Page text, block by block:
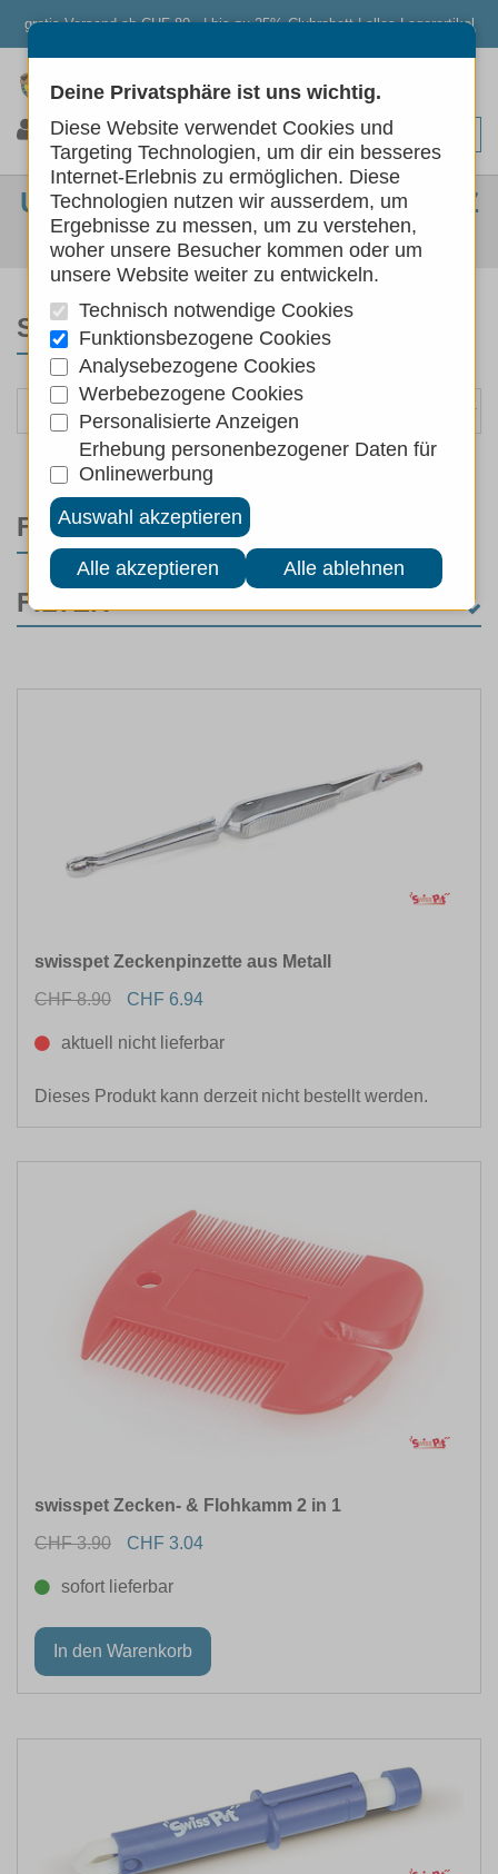
gratis Versand ab CHF 80.- | bis zu 25% Clubrabatt | alles Lagerartikel
0 0 0
UNGEZIEFER & ZECKENSCHUTZ
Hunde Hundepflege Ungeziefer & Zeckenschutz
SORTIEREN NACH
FILTER
FILTER
MARKEN
BRUSTUMFANG
MATERIAL
GRÖSSE
FORM
swisspet Zeckenpinzette aus Metall
CHF 8.90
CHF 6.94
aktuell nicht lieferbar
Dieses Produkt kann derzeit nicht bestellt werden.
swisspet Zecken- & Flohkamm 2 in 1
CHF 3.90
CHF 3.04
sofort lieferbar
Deine Privatsphäre ist uns wichtig.
Diese Website verwendet Cookies und
Targeting Technologien, um dir ein besseres
Internet-Erlebnis zu ermöglichen. Diese
Technologien nutzen wir ausserdem, um
Ergebnisse zu messen, um zu verstehen,
woher unsere Besucher kommen oder um
unsere Website weiter zu entwickeln.
Technisch notwendige Cookies
Funktionsbezogene Cookies
Analysebezogene Cookies
Werbebezogene Cookies
Personalisierte Anzeigen
Erhebung personenbezogener Daten für
Onlinewerbung